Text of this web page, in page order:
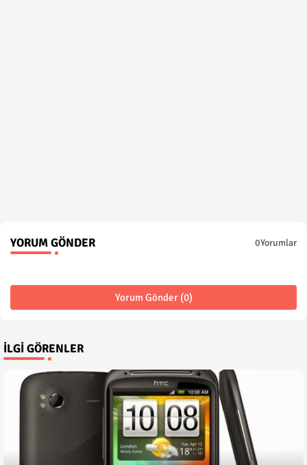
YORUM GÖNDER 0Yorumlar
Yorum Gönder (0)
İLGI GÖRENLER